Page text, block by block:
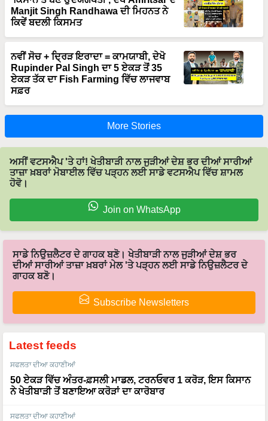
Manjit Singh Randhawa ਦੀ ਮਿਹਨਤ ਨੇ
ਕਿਵੇਂ ਬਦਲੀ ਕਿਸਮਤ
ਨਵੀਂ ਸੋਚ + ਦ੍ਰਿੜ ਇਰਾਦਾ = ਕਾਮਯਾਬੀ, ਦੇਖੋ
Rupinder Pal Singh ਦਾ 5 ਏਕੜ ਤੋਂ 35
ਏਕੜ ਤੱਕ ਦਾ Fish Farming ਵਿੱਚ ਲਾਜਵਾਬ
ਸਫ਼ਰ
More Stories
ਅਸੀਂ ਵਟਸਐਪ 'ਤੇ ਹਾਂ! ਖੇਤੀਬਾੜੀ ਨਾਲ ਜੁੜੀਆਂ ਦੇਸ਼ ਭਰ ਦੀਆਂ ਸਾਰੀਆਂ
ਤਾਜ਼ਾ ਖ਼ਬਰਾਂ ਮੋਬਾਈਲ ਵਿੱਚ ਪੜ੍ਹਨ ਲਈ ਸਾਡੇ ਵਟਸਐਪ ਵਿੱਚ ਸ਼ਾਮਲ
ਹੋਵੋ।
Join on WhatsApp
ਸਾਡੇ ਨਿਉਜ਼ਲੈਟਰ ਦੇ ਗਾਹਕ ਬਣੋ। ਖੇਤੀਬਾੜੀ ਨਾਲ ਜੁੜੀਆਂ ਦੇਸ਼ ਭਰ
ਦੀਆਂ ਸਾਰੀਆਂ ਤਾਜ਼ਾ ਖ਼ਬਰਾਂ ਮੇਲ 'ਤੇ ਪੜ੍ਹਨ ਲਈ ਸਾਡੇ ਨਿਉਜ਼ਲੈਟਰ ਦੇ
ਗਾਹਕ ਬਣੋ।
Subscribe Newsletters
Latest feeds
ਸਫਲਤਾ ਦੀਆ ਕਹਾਣੀਆਂ
50 ਏਕੜ ਵਿੱਚ ਅੰਤਰ-ਫ਼ਸਲੀ ਮਾਡਲ, ਟਰਨਓਵਰ 1 ਕਰੋੜ, ਇਸ ਕਿਸਾਨ
ਨੇ ਖੇਤੀਬਾੜੀ ਤੋਂ ਬਣਾਇਆ ਕਰੋੜਾਂ ਦਾ ਕਾਰੋਬਾਰ
ਸਫਲਤਾ ਦੀਆ ਕਹਾਣੀਆਂ